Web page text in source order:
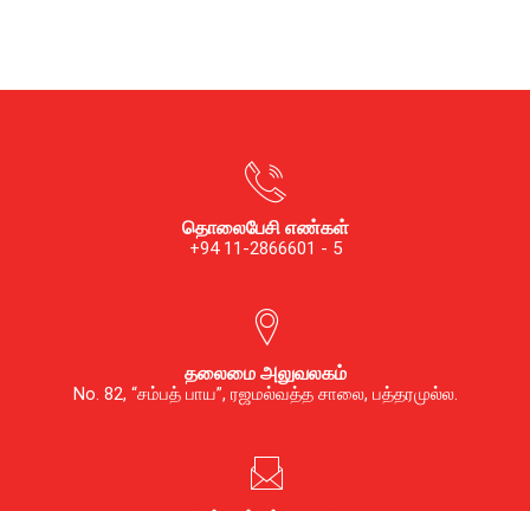
தொலைபேசி எண்கள்
+94 11-2866601 - 5
தலைமை அலுவலகம்
No. 82, “சம்பத் பாய”, ரஜமல்வத்த சாலை, பத்தரமுல்ல.